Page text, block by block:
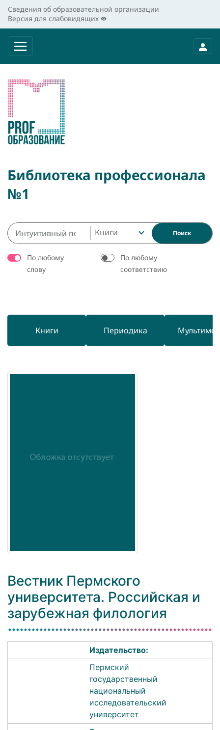
Сведения об образовательной организации
Версия для слабовидящих
Библиотека профессионала
№1
Книги Поиск
По любому
слову
По любому
соответствию
Книги Периодика
Вестник Пермского
университета. Российская и
зарубежная филология
Издательство:
Пермский
государственный
национальный
исследовательский
университет